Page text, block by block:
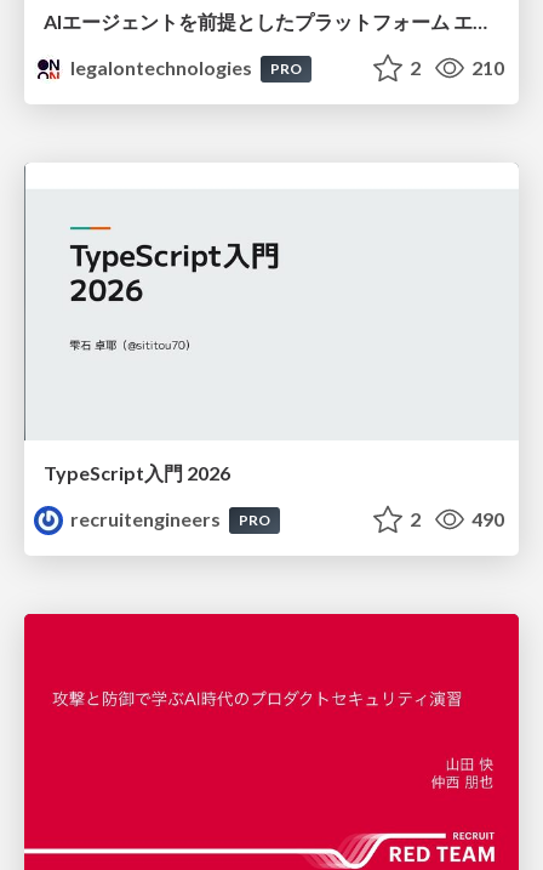
AIエージェントを前提としたプラットフォーム エンジニアリング：GKEで作るAgent-Ready Golden Path
legalontechnologies
PRO 2 210
TypeScript入門 2026
recruitengineers
PRO 2 490